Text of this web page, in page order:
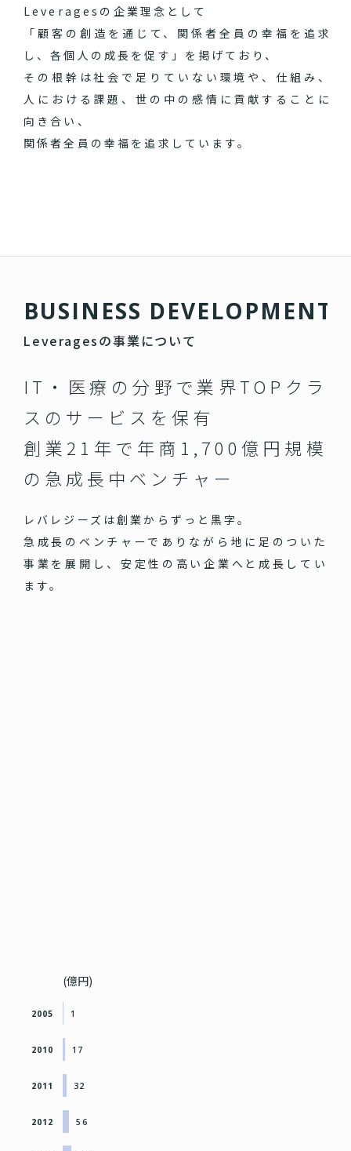
Leveragesの企業理念として
「顧客の創造を通じて、関係者全員の幸福を追求
し、各個人の成長を促す」を掲げており、
その根幹は社会で足りていない環境や、仕組み、
人における課題、世の中の感情に貢献することに
向き合い、
関係者全員の幸福を追求しています。
BUSIN ESS DEVELOPM ENT
Leveragesの事業について
IT・医療の分野で業界TOPクラ
スのサービスを保有
創業21年で年商1,700億円規模
の急成長中ベンチャー
レバレジーズは創業からずっと黒字。
急成長のベンチャーでありながら地に足のついた
事業を展開し、安定性の高い企業へと成長してい
ます。
(億円)
1
2005
17
2010
32
2011
56
2012